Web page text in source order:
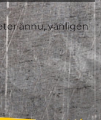
ännu, vänligen